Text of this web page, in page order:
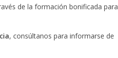
de la formación bonificada para
, consúltanos para informarse de